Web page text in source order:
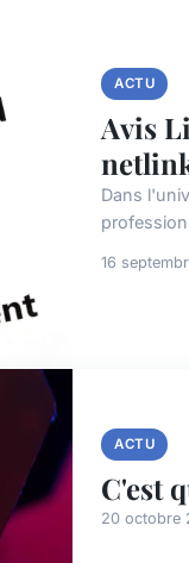
ACTU
Avis
Dans
16
ACTU
C'est
20 octobre